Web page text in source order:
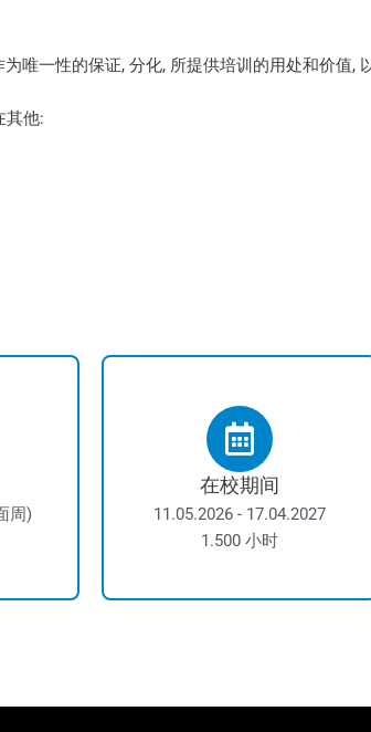
唯一性的保证, 分化, 所提供培训的用处和价值,
其他:
周)
在校期间
11.05.2026 - 17.04.2027
1.500 小时